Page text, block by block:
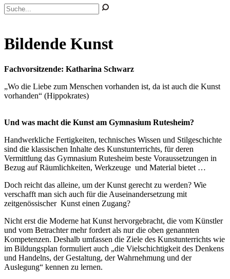
Bildende Kunst
Fachvorsitzende: Katharina Schwarz
„Wo die Liebe zum Menschen vorhanden ist, da ist auch die Kunst
vorhanden“ (Hippokrates)
Und was macht die Kunst am Gymnasium Rutesheim?
Handwerkliche Fertigkeiten, technisches Wissen und Stilgeschichte
sind die klassischen Inhalte des Kunstunterrichts, für deren
Vermittlung das Gymnasium Rutesheim beste Voraussetzungen in
Bezug auf Räumlichkeiten, Werkzeuge und Material bietet …
Doch reicht das alleine, um der Kunst gerecht zu werden? Wie
verschafft man sich auch für die Auseinandersetzung mit
zeitgenössischer Kunst einen Zugang?
Nicht erst die Moderne hat Kunst hervorgebracht, die vom Künstler
und vom Betrachter mehr fordert als nur die oben genannten
Kompetenzen. Deshalb umfassen die Ziele des Kunstunterrichts wie
im Bildungsplan formuliert auch „die Vielschichtigkeit des Denkens
und Handelns, der Gestaltung, der Wahrnehmung und der
Auslegung“ kennen zu lernen.